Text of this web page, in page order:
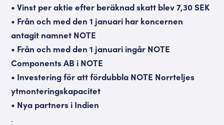
• Vinst per aktie efter beräknad skatt blev 7,30 SEK
• Från och med den 1 januari har koncernen
antagit namnet NOTE
• Från och med den 1 januari ingår NOTE
Components AB i NOTE
• Investering för att fördubbla NOTE Norrteljes
ytmonteringskapacitet
• Nya partners i Indien
.